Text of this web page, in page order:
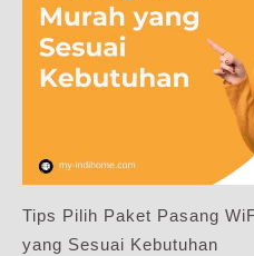
Tips Pilih Paket Pasang
yang Sesuai Kebutuhan